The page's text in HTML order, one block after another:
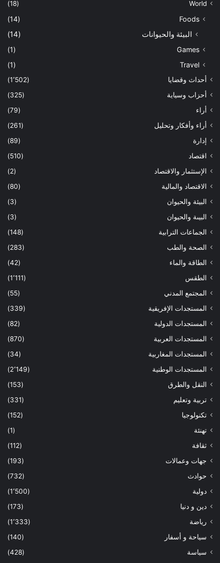
World
(18)
Foods
(14)
البيئة والحيوانات (14)
Games
(1)
Travel
(1)
أحداث وقضايا
(1٬502)
أحزاب وسياية
(325)
أراء
(79)
أراء وأفكار وتحليل
(261)
إدارة
(89)
اقتصاد
(510)
الإستثمار والاقتصاد
(2)
الاقتصاد والمالية
(80)
البيئة والحيوان
(3)
البيىة والحيوان
(3)
الجماعات الترابية
(148)
الصحة والطب
(283)
الطاقة والماء
(42)
الطقس
(1٬111)
المجتمع المدني
(55)
المستجدات الإفريقية
(339)
المستجدات الدولية
(82)
المستجدات العربية
(870)
المستجدات المغاربية
(34)
المستجدات الوطنية
(2٬149)
النقل والطرق
(153)
تربية وتعليم
(331)
تكنولوجيا
(152)
تهنئة
(1)
ثقافة
(112)
جهات وعمالات
(193)
حوادث
(732)
دولية
(1٬500)
دين و دنيا
(173)
رياضة
(1٬333)
سياحة و أسفار
(140)
سياسة
(428)